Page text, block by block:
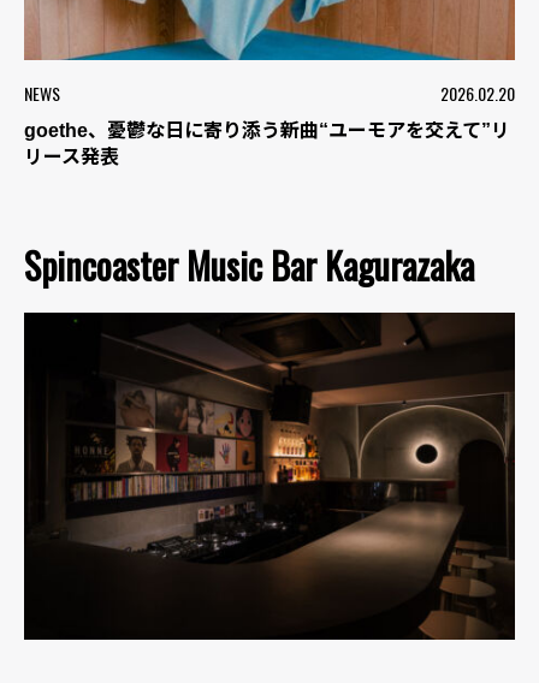
NEWS 2026.02.20
goethe、憂鬱な日に寄り添う新曲“ユーモアを交えて”リ
リース発表
Spincoaster Music Bar Kagurazaka